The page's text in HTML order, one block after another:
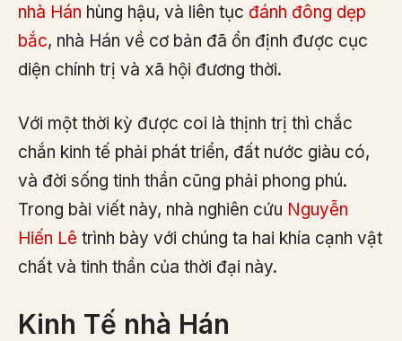
nhà Hán hùng hậu, và liên tục đánh đông dẹp
bắc, nhà Hán về cơ bản đã ổn định được cục
diện chính trị và xã hội đương thời.
Với một thời kỳ được coi là thịnh trị thì chắc
chắn kinh tế phải phát triển, đất nước giàu có,
và đời sống tinh thần cũng phải phong phú.
Trong bài viết này, nhà nghiên cứu Nguyễn
Hiến Lê trình bày với chúng ta hai khía cạnh vật
chất và tinh thần của thời đại này.
Kinh Tế nhà Hán